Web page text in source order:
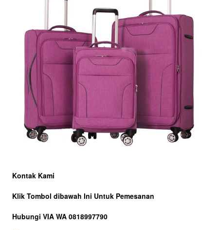
Kontak Kami
Klik Tombol dibawah Ini Untuk Pemesanan
Hubungi VIA WA 0818997790